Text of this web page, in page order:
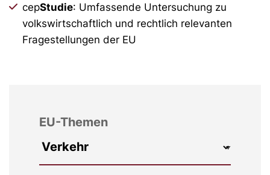
cepStudie: Umfassende Untersuchung zu
volkswirtschaftlich und rechtlich relevanten
Fragestellungen der EU
EU-Themen